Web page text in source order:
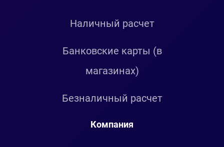
Наличный расчет
Банковские карты (в
магазинах)
Безналичный расчет
Компания